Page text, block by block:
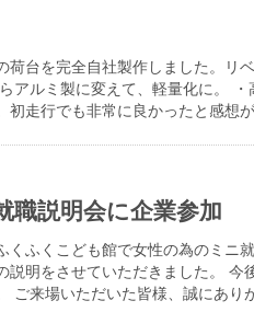
荷台を完全自社製作しました。リ
アルミ製に変えて、軽量化に。
初走行でも非常に良かったと感想が
職説明会に企業参加
くふくこども館で女性の為のミニ
説明をさせていただきました。
ご来場いただいた皆様、誠にあり